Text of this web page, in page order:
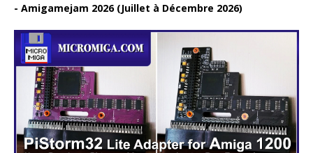
Amigamejam 2026 (Juillet à Décembre 2026)